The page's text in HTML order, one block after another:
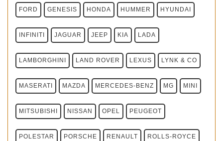
FORD GENESIS HONDA HUMMER HYUNDAI
INFINITI JAGUAR JEEP KIA LADA
LAMBORGHINI LAND ROVER LEXUS LYNK & CO
MASERATI MAZDA MERCEDES-BENZ MG MINI
MITSUBISHI NISSAN OPEL PEUGEOT
POLESTAR PORSCHE RENAULT ROLLS-ROYCE